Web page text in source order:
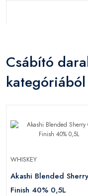
Csábító
kategóriából
WHISKEY
Akashi Blended
Finish 40% 0,5L